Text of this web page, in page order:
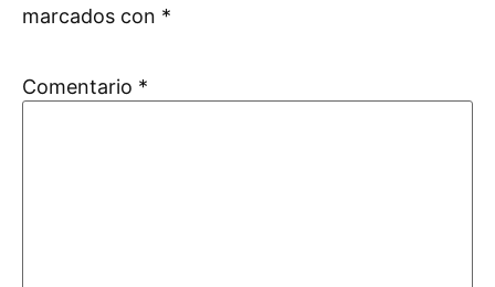
marcados con *
Comentario *